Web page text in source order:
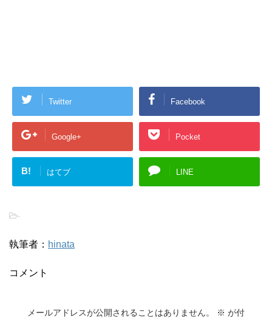
Twitter Facebook
Google+ Pocket
B! はてブ LINE
-
執筆者： hinata
コメント
メールアドレスが公開されることはありません。 ※ が付